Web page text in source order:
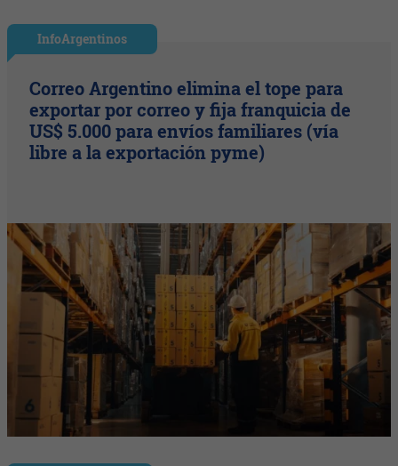
InfoArgentinos
Correo Argentino elimina el tope para
exportar por correo y fija franquicia de
US$ 5.000 para envíos familiares (vía
libre a la exportación pyme)